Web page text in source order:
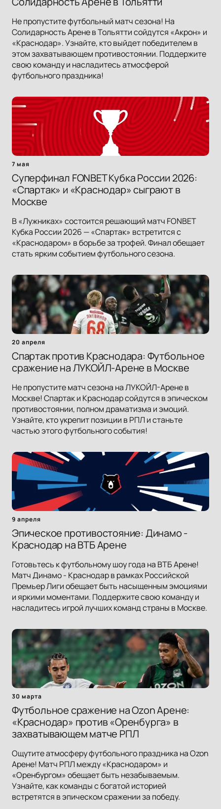
Не пропустите футбольный матч сезона! На
Солидарность Арене в Тольятти сойдутся «Акрон» и
«Краснодар». Узнайте, кто выйдет победителем в
этом захватывающем противостоянии. Поддержите
свою команду и насладитесь атмосферой
футбольного праздника!
7 мая
Суперфинал FONBET Кубка России 2026:
«Спартак» и «Краснодар» сыграют в
Москве
В «Лужниках» состоится решающий матч FONBET
Кубка России 2026 — «Спартак» встретится с
«Краснодаром» в борьбе за трофей. Финал обещает
стать ярким событием футбольного сезона.
20 апреля
Спартак против Краснодара: Футбольное
сражение на ЛУКОЙЛ-Арене в Москве
Не пропустите матч сезона на ЛУКОЙЛ-Арене в
Москве! Спартак и Краснодар сойдутся в эпическом
противостоянии, полном драматизма и эмоций.
Узнайте, кто укрепит позиции в РПЛ и станьте
частью этого футбольного события!
9 апреля
Эпическое противостояние: Динамо -
Краснодар на ВТБ Арене
Готовьтесь к футбольному шоу года на ВТБ Арене!
Матч Динамо - Краснодар в рамках Российской
Премьер Лиги обещает быть насыщенным эмоциями
и яркими моментами. Поддержите свою команду и
насладитесь игрой лучших команд страны в Москве.
30 марта
Футбольное сражение на Ozon Арене:
«Краснодар» против «Оренбурга» в
захватывающем матче РПЛ
Ощутите атмосферу футбольного праздника на Ozon
Арене! Матч РПЛ между «Краснодаром» и
«Оренбургом» обещает быть незабываемым.
Узнайте, как команды с богатой историей
встретятся в эпическом сражении за победу.